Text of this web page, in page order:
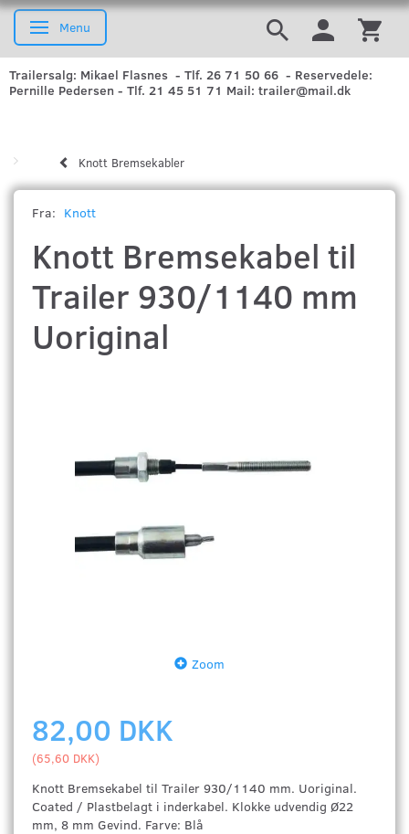
Skifte navigation
Menu
Trailersalg: Mikael Flasnes - Tlf. 26 71 50 66 - Reservedele:
Pernille Pedersen - Tlf. 21 45 51 71 Mail: trailer@mail.dk
Knott Bremsekabler
Fra: Knott
Knott Bremsekabel til
Trailer 930/1140 mm
Uoriginal
Zoom
82,00 DKK
(65,60 DKK)
Knott Bremsekabel til Trailer 930/1140 mm. Uoriginal.
Coated / Plastbelagt i inderkabel. Klokke udvendig Ø22
mm, 8 mm Gevind. Farve: Blå